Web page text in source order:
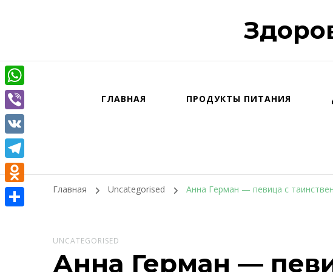
ГЛАВНАЯ ПРОДУКТЫ ПИТАНИЯ
Главная Uncategorised Анна Герман — певица с
UNCATEGORISED
Анна Герман —
WhatsApp
Viber
VK
Telegram
Odnoklassniki